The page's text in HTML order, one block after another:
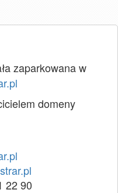
zaparkowana w
domeny
22 90